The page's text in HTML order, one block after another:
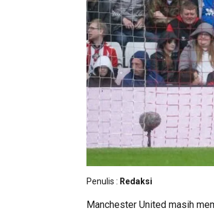
Penulis : Redaksi
Manchester United masih